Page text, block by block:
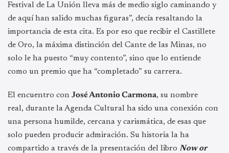
Festival de La Unión lleva más de medio siglo caminando y
de aquí han salido muchas figuras”, decía resaltando la
importancia de esta cita. Es por eso que recibir el Castillete
de Oro, la máxima distinción del Cante de las Minas, no
solo le ha puesto “muy contento”, sino que lo entiende
como un premio que ha “completado” su carrera.
El encuentro con José Antonio Carmona, su nombre
real, durante la Agenda Cultural ha sido una conexión con
una persona humilde, cercana y carismática, de esas que
solo pueden producir admiración. Su historia la ha
compartido a través de la presentación del libro Now or